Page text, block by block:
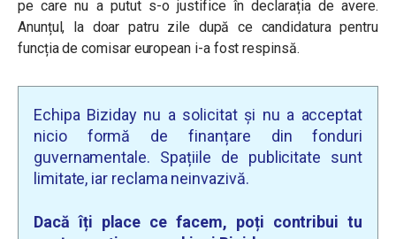
pe care nu a putut s-o justifice în declarația de avere.
Anunțul, la doar patru zile după ce candidatura pentru
funcția de comisar european i-a fost respinsă.
Echipa Biziday nu a solicitat și nu a acceptat
nicio formă de finanțare din fonduri
guvernamentale. Spațiile de publicitate sunt
limitate, iar reclama neinvazivă.
Dacă îți place ce facem, poți contribui tu